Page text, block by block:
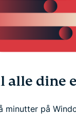
alle dine
minutter på